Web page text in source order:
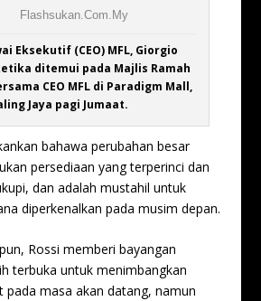
Eksekutif (CEO) MFL, Giorgio
ditemui pada Majlis Ramah
CEO MFL di Paradigm Mall,
Jaya pagi Jumaat.
bahawa perubahan besar
persediaan yang terperinci dan
dan adalah mustahil untuk
diperkenalkan pada musim depan.
Rossi memberi bayangan
terbuka untuk menimbangkan
pada masa akan datang, namun